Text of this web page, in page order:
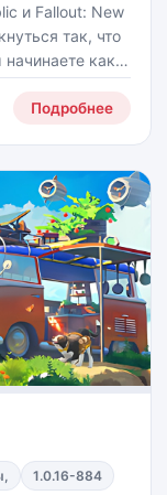
и Fallout: New
так, что
как
капсуле,
и
Подробнее
1.0.16-884